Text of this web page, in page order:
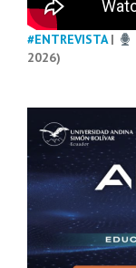
#ENTREVISTA|
2026)